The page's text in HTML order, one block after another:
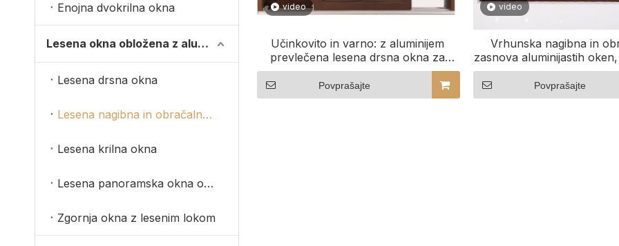
Enojna dvokrilna okna
Lesena okna obložena z aluminijem
Lesena drsna okna
Lesena nagibna in obračalna okna
Lesena krilna okna
Lesena panoramska okna obložena z aluminijem
Zgornja okna z lesenim lokom
video
Učinkovito in varno: z aluminijem
prevlečena lesena drsna okna za
gostinske zgradbe
Povprašajte
video
Vrhunska nagibna in
zasnova aluminijastih
z lesom Raziščite
oken
Povprašajte